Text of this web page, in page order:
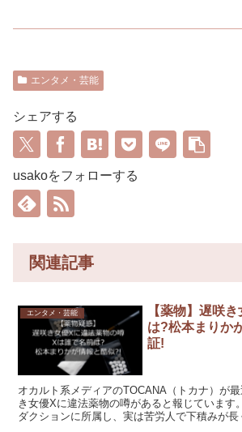
エンタメ・芸能
シェアする
usakoをフォローする
関連記事
エンタメ・芸能
【薬物】遅咲
は?松本まりか
証!
オカルト系メディアのTOCANA（トカナ）が
き女優Xに違法薬物の噂があると報じています
ダクションに所属し、実は苦労人で下積みが長